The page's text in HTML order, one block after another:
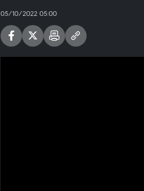
05/10/2022 05:00